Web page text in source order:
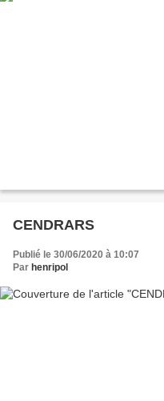
CENDRARS
Publié le 30/06/2020 à 10:07
Par henripol